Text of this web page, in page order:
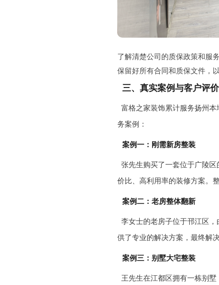
了解清楚公司的质保政策和服
保留好所有合同和质保文件，
三、真实案例与客户评价
富格之家装饰累计服务扬州
务案例：
案例一：刚需新房整装
张先生购买了一套位于广陵
价比、高利用率的装修方案。
案例二：老房整体翻新
李女士的老房子位于邗江区
供了专业的解决方案，最终解
案例三：别墅大宅整装
王先生在江都区拥有一栋别